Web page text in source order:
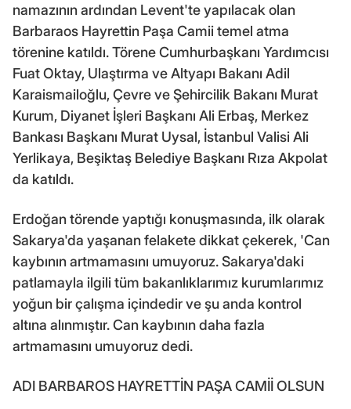
namazının ardından Levent'te yapılacak olan
Barbaraos Hayrettin Paşa Camii temel atma
törenine katıldı. Törene Cumhurbaşkanı Yardımcısı
Fuat Oktay, Ulaştırma ve Altyapı Bakanı Adil
Karaismailoğlu, Çevre ve Şehircilik Bakanı Murat
Kurum, Diyanet İşleri Başkanı Ali Erbaş, Merkez
Bankası Başkanı Murat Uysal, İstanbul Valisi Ali
Yerlikaya, Beşiktaş Belediye Başkanı Rıza Akpolat
da katıldı.
Erdoğan törende yaptığı konuşmasında, ilk olarak
Sakarya'da yaşanan felakete dikkat çekerek, 'Can
kaybının artmamasını umuyoruz. Sakarya'daki
patlamayla ilgili tüm bakanlıklarımız kurumlarımız
yoğun bir çalışma içindedir ve şu anda kontrol
altına alınmıştır. Can kaybının daha fazla
artmamasını umuyoruz dedi.
ADI BARBAROS HAYRETTİN PAŞA CAMİİ OLSUN